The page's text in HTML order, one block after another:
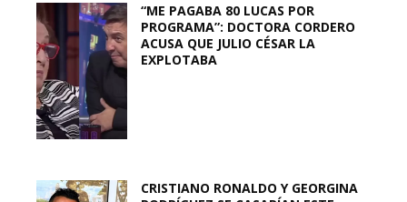
“ME PAGABA 80 LUCAS POR
PROGRAMA”: DOCTORA CORDERO
ACUSA QUE JULIO CÉSAR LA
EXPLOTABA
CRISTIANO RONALDO Y GEORGINA